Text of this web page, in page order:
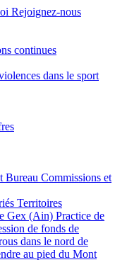
Rejoignez-nous
continues
dans le sport
Bureau Commissions et
Territoires
Gex (Ain) Practice de
de fonds de
dans le nord de
au pied du Mont